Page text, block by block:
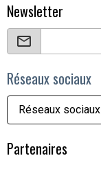
Newsletter
Réseaux sociaux
Réseaux sociaux
Partenaires